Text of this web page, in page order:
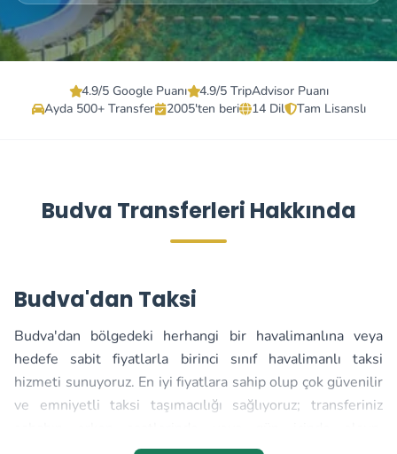
4.9/5 Google Puanı
4.9/5 TripAdvisor Puanı
Ayda 500+ Transfer
2005'ten beri 14 Dil Tam Lisanslı
Budva Transferleri Hakkında
Budva'dan Taksi
Budva'dan bölgedeki herhangi bir havalimanlına veya
hedefe sabit fiyatlarla birinci sınıf havalimanlı taksi
hizmeti sunuyoruz. En iyi fiyatlara sahip olup çok güvenilir
ve emniyetli taksi taşımacılığı sağlıyoruz; transferiniz